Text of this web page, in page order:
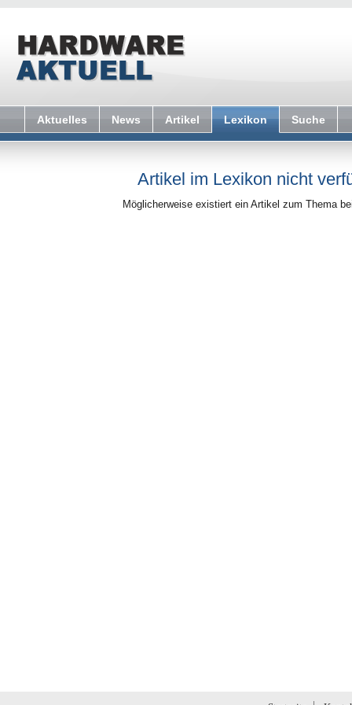
Aktuelles News Artikel Lexikon Suche
Artikel im Lexikon nicht
Möglicherweise existiert ein Artikel zum Thema